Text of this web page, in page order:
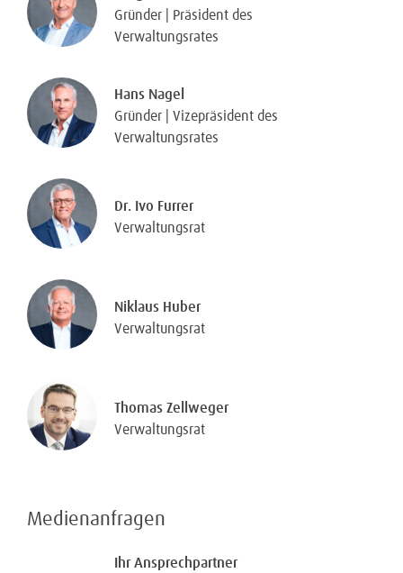
Gründer | Präsident des
Verwaltungsrates
Hans Nagel
Gründer | Vizepräsident des
Verwaltungsrates
Dr. Ivo Furrer
Verwaltungsrat
Niklaus Huber
Verwaltungsrat
Thomas Zellweger
Verwaltungsrat
Medienanfragen
Ihr Ansprechpartner